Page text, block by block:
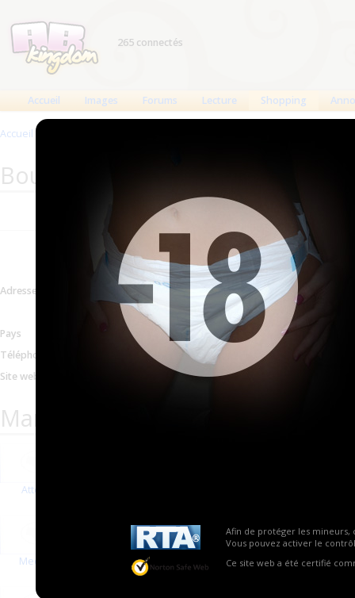
Afin de protéger les mineurs,
Vous pouvez activer le
Ce site web a été certifié
265 connectés
Accueil Images Forums Lecture Shopping
Accueil >
Boutique : Adult diaper and chux
Informations
Adresse
82, North St - Danbury,
Voir sur la carte
Pays États-Unis
Téléphone 877 658 4739
Site web http://
Marques proposées par Adult
Attends
MedLine Molicare Prevail ReliaMed